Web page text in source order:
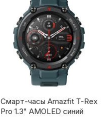
Смарт-часы Amazfit T-Rex
Pro 1.3" AMOLED синий